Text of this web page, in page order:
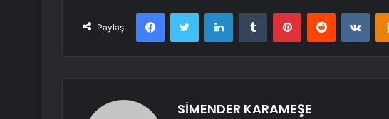
Paylaş
FacebookTwitter LinkedInTumblr PinterestReddit
SİMENDER KARAMEŞE